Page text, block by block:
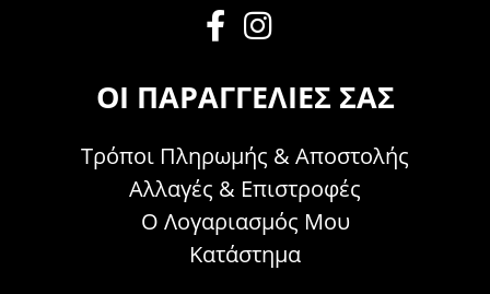
ΟΙ ΠΑΡΑΓΓΕΛΊΕΣ ΣΑΣ
Τρόποι Πληρωμής & Αποστολής
Αλλαγές & Επιστροφές
Ο Λογαριασμός Μου
Κατάστημα